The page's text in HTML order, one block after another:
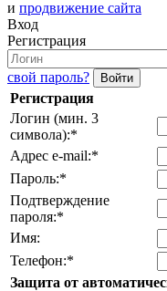
и продвижение сайта
Вход
Регистрация
свой пароль?
Регистрация
Логин (мин. 3
символа):*
Адрес e-mail:*
Пароль:*
Подтверждение
пароля:*
Имя:
Телефон:*
Защита от